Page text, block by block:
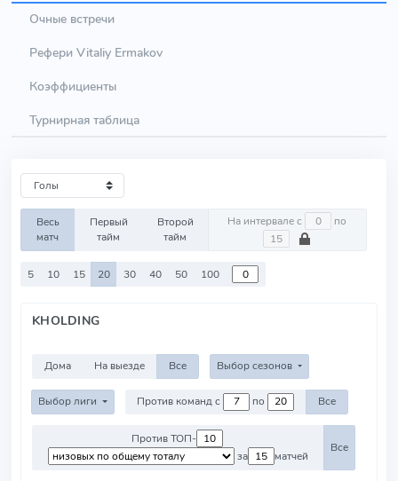
Очные встречи
Рефери Vitaliy Ermakov
Коэффициенты
Турнирная таблица
Весь
матч
Первый
тайм
Второй
тайм
На интервале с по
5 10 15 20 30 40 50 100
KHOLDING
Дома На выезде Все Выбор сезонов
Выбор лиги Против команд с по Все
Против ТОП-
за
матчей
Все